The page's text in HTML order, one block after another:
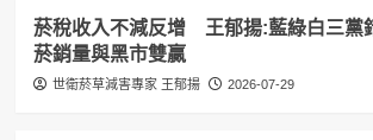
菸稅收入不減反增 王郁揚:藍綠白三黨
菸銷量與黑市雙贏
世衛菸草減害專家 王郁揚 2026-07-29